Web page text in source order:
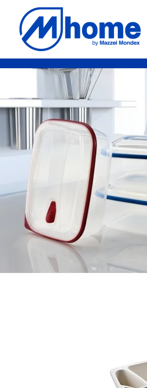
Zum Hauptinhalt springen